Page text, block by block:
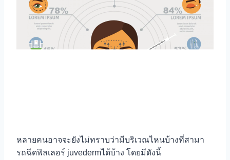
หลายคนอาจจะยังไม่ทราบว่ามีบริเวณไหนบ้างที่สามา
รถฉีดฟิลเลอร์ juvedermได้บ้าง โดยมีดังนี้